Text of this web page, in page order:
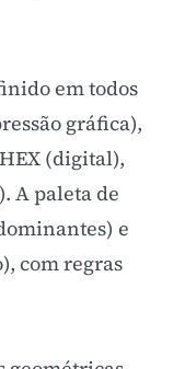
em todos
gráfica),
(digital),
Apaleta de
e
com regras